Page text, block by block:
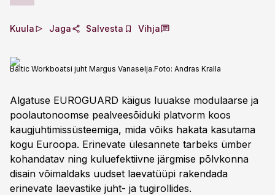
Kuula Jaga Salvesta Vihja
Baltic Workboatsi juht Margus Vanaselja.Foto: Andras Kralla
Algatuse EUROGUARD käigus luuakse modulaarse ja
poolautonoomse pealveesõiduki platvorm koos
kaugjuhtimissüsteemiga, mida võiks hakata kasutama
kogu Euroopa. Erinevate ülesannete tarbeks ümber
kohandatav ning kuluefektiivne järgmise põlvkonna
disain võimaldaks uudset laevatüüpi rakendada
erinevate laevastike juht- ja tugirollides.